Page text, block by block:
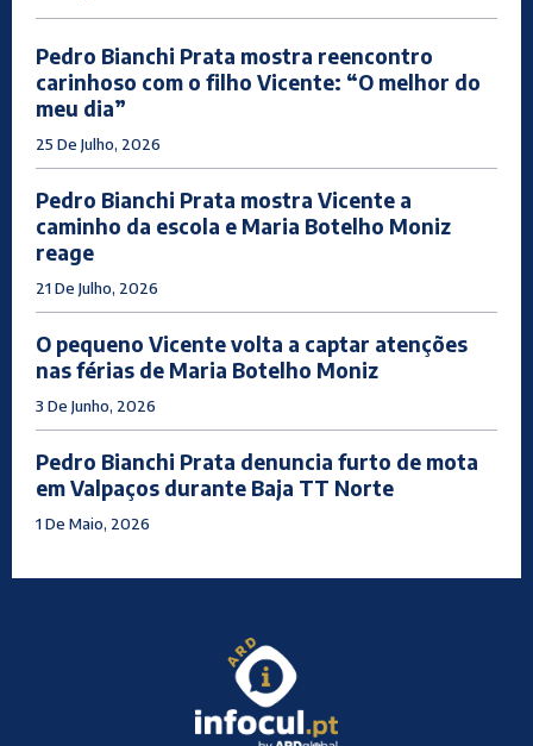
Pedro Bianchi Prata mostra reencontro
carinhoso com o filho Vicente: “O melhor do
meu dia”
25 De Julho, 2026
Pedro Bianchi Prata mostra Vicente a
caminho da escola e Maria Botelho Moniz
reage
21 De Julho, 2026
O pequeno Vicente volta a captar atenções
nas férias de Maria Botelho Moniz
3 De Junho, 2026
Pedro Bianchi Prata denuncia furto de mota
em Valpaços durante Baja TT Norte
1 De Maio, 2026